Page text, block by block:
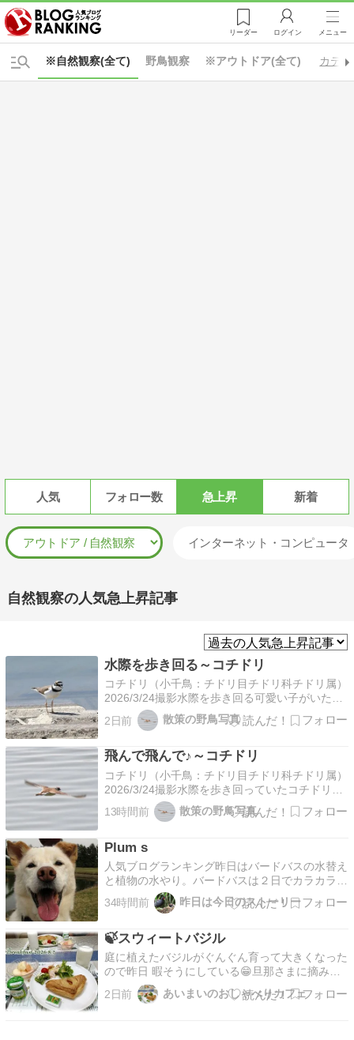
リーダー ログイン メニュー
※自然観察(全て) ※アウトドア(全て)
野鳥観察 カテ
人気 フォロー数 急上昇 新着
インターネット・コンピュータ
自然観察の人気急上昇記事
水際を歩き回る～コチドリ
コチドリ（小千鳥：チドリ目チドリ科チドリ属）
2026/3/24撮影水際を歩き回る可愛い子がいた目
の周りに金色のリングがあるコチドリだチョコチ
ョコ歩き回っては時折地面をつつくこちらに近づ
い帯がアクセントになって可愛い顔してるね撮影
場所：…
2日前 散策の野鳥写真
飛んで飛んで♪～コチドリ
コチドリ（小千鳥：チドリ目チドリ科チドリ属）
2026/3/24撮影水際を歩き回っていたコチドリが
突然飛び上がり水上をかすめるように飛んで行く
こちらでも水際を歩いていたコチドリやはり水上
び出した子は方向を変えて岸に沿って飛んで行っ
た撮影…
13時間前 散策の野鳥写真
Plum s
人気ブログランキング昨日はバードバスの水替え
と植物の水やり。バードバスは２日でカラカラに
なりますな。植物はそんなに土が乾いてないよう
でそんなに水やる必要は今の所なさそう。明日か
ば、水やりに行かんでええかもと、ズボラなこと
を考えてたら旱っ…
34時間前 昨日は今日のストーリー
🍃スウィートバジル
庭に植えたバジルがぐんぐん育って大きくなった
ので昨日 暇そうにしている😁旦那さまに摘み採
り依頼。 水分が乾燥するまで一晩放置して今朝
電子レンジにかけること数分。まだ多少水分が残
2日前 あいまいのおしゃべりカフェ